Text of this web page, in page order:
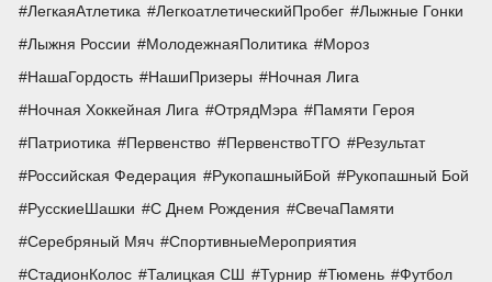
ЛегкаяАтлетика
ЛегкоатлетическийПробег
Лыжные Гонки
Лыжня России
МолодежнаяПолитика
Мороз
НашаГордость
НашиПризеры
Ночная Лига
Ночная Хоккейная Лига
ОтрядМэра
Памяти Героя
Патриотика
Первенство ПервенствоТГО
Результат
Российская Федерация
РукопашныйБой
Рукопашный Бой
РусскиеШашки
С Днем Рождения
СвечаПамяти
Серебряный Мяч
СпортивныеМероприятия
СтадионКолос
Талицкая СШ Турнир Тюмень
Футбол